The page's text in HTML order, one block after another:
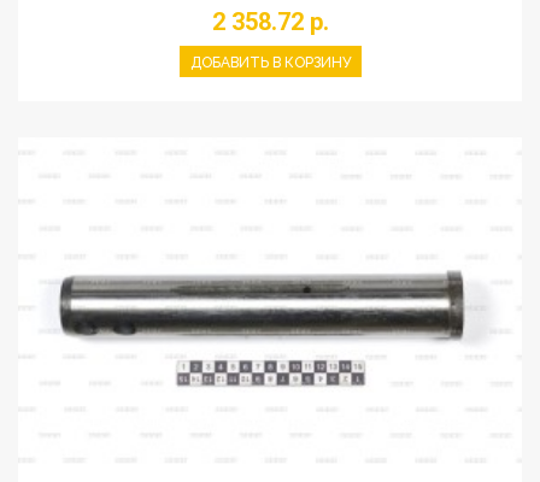
2 358.72 р.
ДОБАВИТЬ В КОРЗИНУ